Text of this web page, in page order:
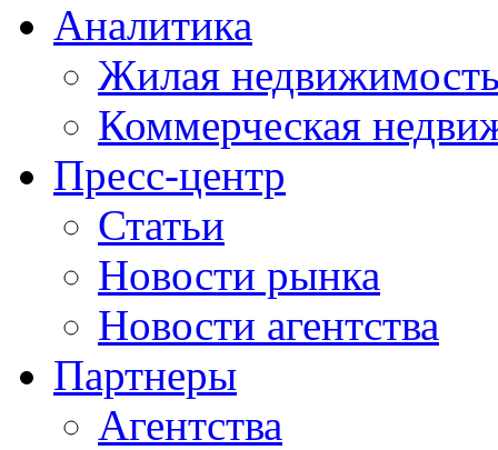
Аналитика
Жилая
Коммерческая
Пресс-центр
Статьи
Новости рынка
Новости агентства
Партнеры
Агентства